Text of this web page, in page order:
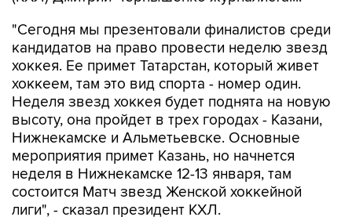
"Сегодня мы презентовали финалистов среди
кандидатов на право провести неделю звезд
хоккея. Ее примет Татарстан, который живет
хоккеем, там это вид спорта - номер один.
Неделя звезд хоккея будет поднята на новую
высоту, она пройдет в трех городах - Казани,
Нижнекамске и Альметьевске. Основные
мероприятия примет Казань, но начнется
неделя в Нижнекамске 12-13 января, там
состоится Матч звезд Женской хоккейной
лиги", - сказал президент КХЛ.